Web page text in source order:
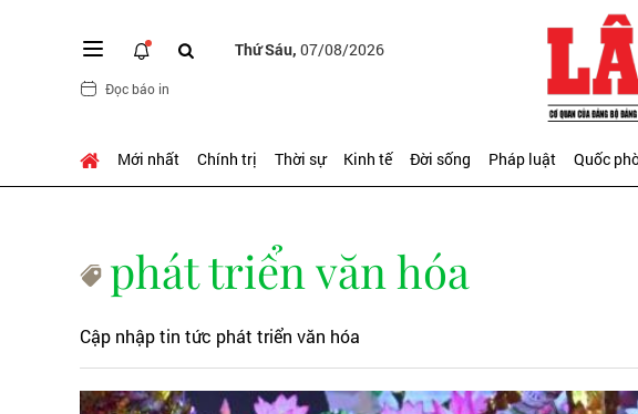
Thứ Sáu, 07/08/2026
Đọc báo in
Mới nhất Chính trị Thời sự Kinh tế Đời sống Pháp luật Quốc
phát triển văn hóa
Cập nhập tin tức phát triển văn hóa